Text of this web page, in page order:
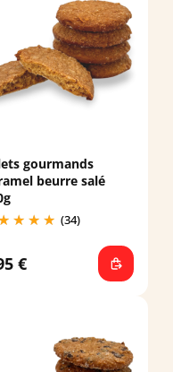
gourmands
beurre salé
(34)
€